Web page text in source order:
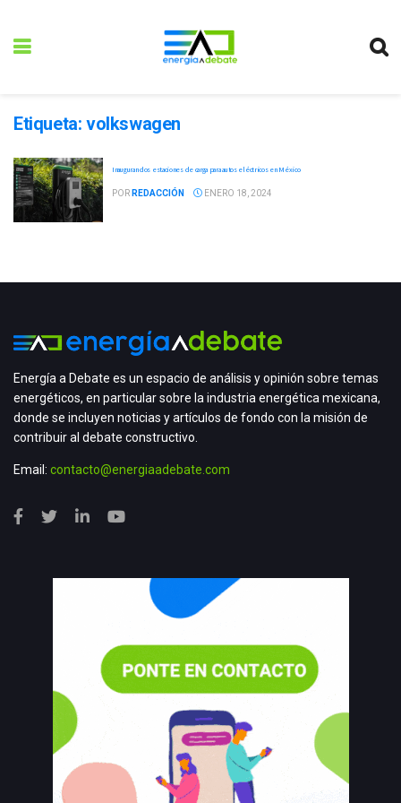
Etiqueta: volkswagen
Inauguran dos estaciones de carga para autos eléctricos en México
POR REDACCIÓN ENERO 18, 2024
Energía a Debate es un espacio de análisis y opinión sobre temas
energéticos, en particular sobre la industria energética mexicana,
donde se incluyen noticias y artículos de fondo con la misión de
contribuir al debate constructivo.
Email: contacto@energiaadebate.com